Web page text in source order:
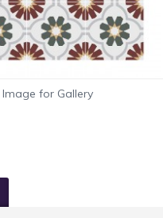
Image for Gallery